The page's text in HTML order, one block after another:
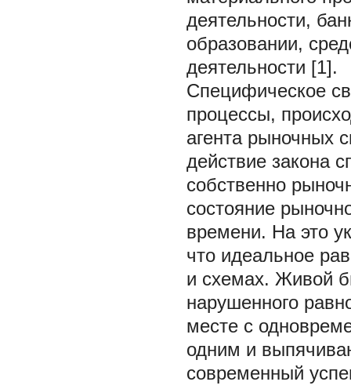
деятельности,
образовании,
деятельности [1].
Специфическое
процессы,
агента рыночных
действие закона
собственно
состояние
времени. На это
что идеальное
и схемах. Живой
нарушенного
месте с
одним и
современный